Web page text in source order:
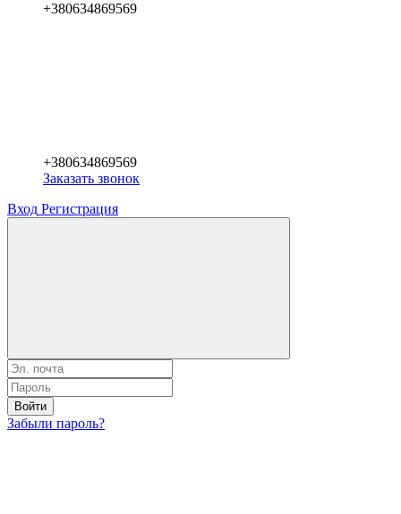
+380634869569
+380634869569
Заказать звонок
Вход Регистрация
Войти
Забыли пароль?